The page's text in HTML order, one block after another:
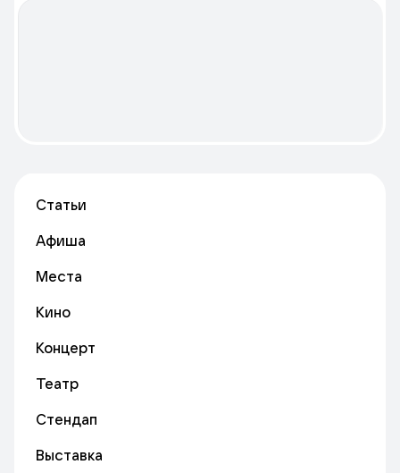
Статьи
Афиша
Места
Кино
Концерт
Театр
Стендап
Выставка